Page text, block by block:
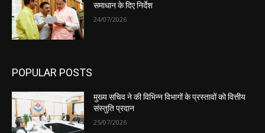
समाधान के दिए निर्देश
24/07/2026
POPULAR POSTS
मुख्य सचिव ने की विभिन्न विभागों के प्रस्तावों को वित्तीय
संस्तुति प्रदान
25/07/2026